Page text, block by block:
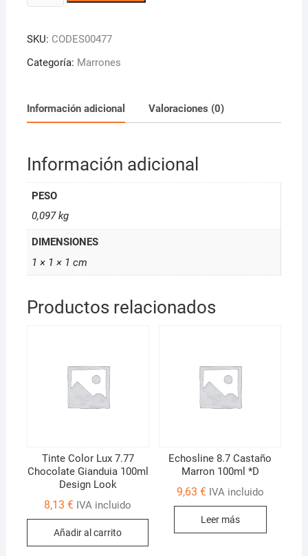
Color
4.77
Chocolate
Design
Look
SKU: CODES00477
Categoría: Marrones
Información adicional Valoraciones (0)
Información adicional
PESO
0,097 kg
DIMENSIONES
1 × 1 × 1 cm
Productos relacionados
Tinte Color Lux 7.77
Chocolate Gianduia 100ml
Design Look
8,13€ IVA incluido
Añadir al carrito
Echosline 8.7 Castaño
Marron 100ml *D
9,63 € IVA incluido
Leer más